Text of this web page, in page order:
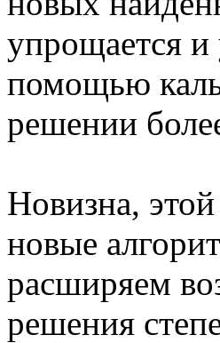
упрощается и
помощью
решении
Новизна,
новые
расширяем
решения